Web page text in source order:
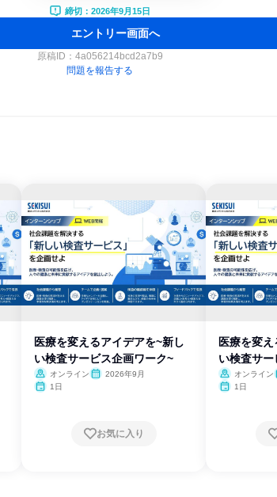
締切：2026年9月15日
エントリー画面へ
原稿ID： 4a056214bcd2a7b9
問題を報告する
医療を変えるアイデアを~新し
い検査サービス企画ワーク~
オンライン
2026年9月
1日
お気に入り
医療を変
い検査サ
オンライン
1日